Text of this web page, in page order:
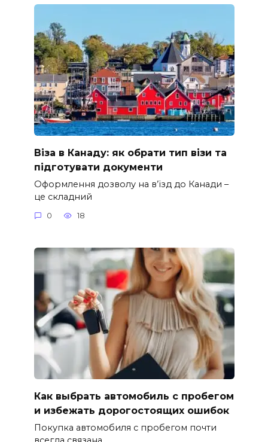
Віза в Канаду: як обрати тип візи та
підготувати документи
Оформлення дозволу на в’їзд до Канади –
це складний
0 18
Как выбрать автомобиль с пробегом
и избежать дорогостоящих ошибок
Покупка автомобиля с пробегом почти